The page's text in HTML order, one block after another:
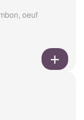
oeuf